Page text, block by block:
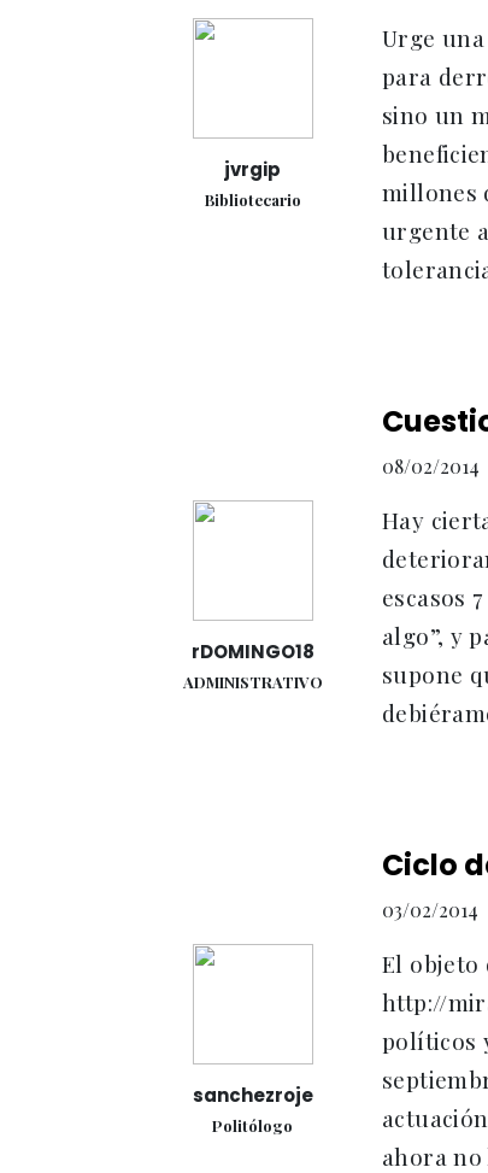
jvrgip
Bibliotecario
Urge
para
sino un
millones
urgente
08/02/2014
rDOMINGO18
ADMINISTRATIVO
Hay
escasos
algo”, y
supone
Ciclo
03/02/2014
sanchezroje
Politólogo
El objeto
http://
políticos
ahora